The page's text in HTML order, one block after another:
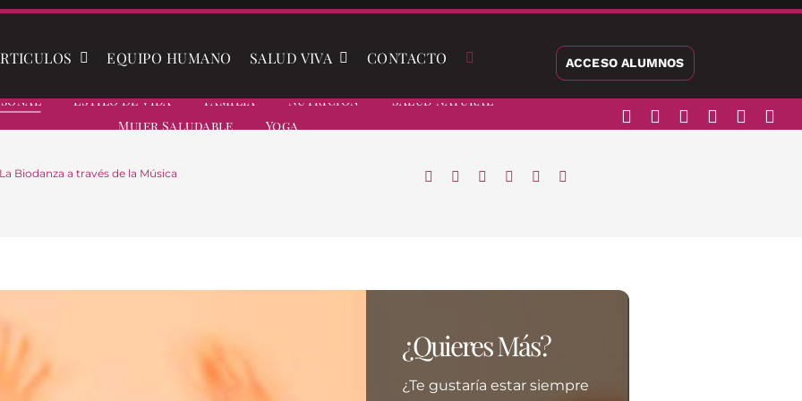
EQUIPO HUMANO SALUD VIVA CONTACTO ACCESO ALUMNOS
Estilo De Vida Familia Nutrición
Salud Natural
Mujer Saludable
Yoga
Biodanza a través de la Música
¿Quieres Más?
¿Te gustaría estar siempre